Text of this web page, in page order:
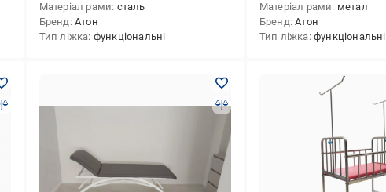
Матеріал рами сталь
Бренд Атон
Тип ліжка функціональні
Матеріал рами метал
Бренд Атон
Тип ліжка функціональні